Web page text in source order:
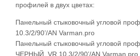
профилей в двух цветах:
Панельный стыковочный угловой
10.3/2/90’/AN Varman.pro
Панельный стыковочный угловой
ЧЕРНЫЙ, VR 10.3/2/90’/AN Varman.pro